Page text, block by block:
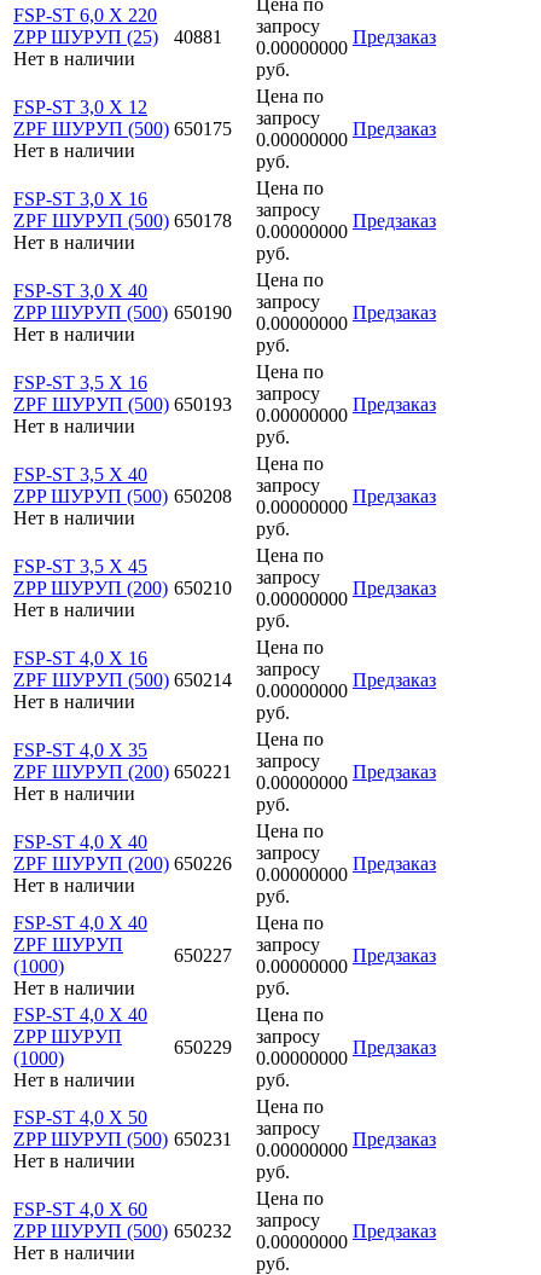
FSP-ST 6,0 X 220
ZPP ШУРУП (25)
Нет в наличии
40881
запросу
0.00000000
руб.
Предзаказ
FSP-ST 3,0 X 12
ZPF ШУРУП (500)
Нет в наличии
650175
Цена по
запросу
0.00000000
руб.
Предзаказ
FSP-ST 3,0 X 16
ZPF ШУРУП (500)
Нет в наличии
650178
Цена по
запросу
0.00000000
руб.
Предзаказ
FSP-ST 3,0 X 40
ZPP ШУРУП (500)
Нет в наличии
650190
Цена по
запросу
0.00000000
руб.
Предзаказ
FSP-ST 3,5 X 16
ZPF ШУРУП (500)
Нет в наличии
650193
Цена по
запросу
0.00000000
руб.
Предзаказ
FSP-ST 3,5 X 40
ZPP ШУРУП (500)
Нет в наличии
650208
Цена по
запросу
0.00000000
руб.
Предзаказ
FSP-ST 3,5 X 45
ZPP ШУРУП (200)
Нет в наличии
650210
Цена по
запросу
0.00000000
руб.
Предзаказ
FSP-ST 4,0 X 16
ZPF ШУРУП (500)
Нет в наличии
650214
Цена по
запросу
0.00000000
руб.
Предзаказ
FSP-ST 4,0 X 35
ZPF ШУРУП (200)
Нет в наличии
650221
Цена по
запросу
0.00000000
руб.
Предзаказ
FSP-ST 4,0 X 40
ZPF ШУРУП (200)
Нет в наличии
650226
Цена по
запросу
0.00000000
руб.
Предзаказ
FSP-ST 4,0 X 40
ZPF ШУРУП
(1000)
Нет в наличии
650227
Цена по
запросу
0.00000000
руб.
Предзаказ
FSP-ST 4,0 X 40
ZPP ШУРУП
(1000)
Нет в наличии
650229
Цена по
запросу
0.00000000
руб.
Предзаказ
FSP-ST 4,0 X 50
ZPP ШУРУП (500)
Нет в наличии
650231
Цена по
запросу
0.00000000
руб.
Предзаказ
FSP-ST 4,0 X 60
ZPP ШУРУП (500)
Нет в наличии
650232
Цена по
запросу
0.00000000
руб.
Предзаказ